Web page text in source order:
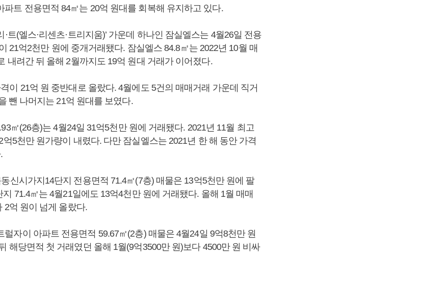
파트 전용면적 84㎡는 20억 원대를 회복해 유지하고 있다.
·트(엘스·리센츠·트리지움)’ 가운데 하나인 잠실엘스는 4월26일 전용
21억2천만 원에 중개거래됐다. 잠실엘스 84.8㎡는 2022년 10월 매
내려간 뒤 올해 2월까지도 19억 원대 거래가 이어졌다.
이 21억 원 중반대로 올랐다. 4월에도 5건의 매매거래 가운데 직거
뺀 나머지는 21억 원대를 보였다.
㎡(26층)는 4월24일 31억5천만 원에 거래됐다. 2021년 11월 최고
5천만 원가량이 내렸다. 다만 잠실엘스는 2021년 한 해 동안 가격
신시가지14단지 전용면적 71.4㎡(7층) 매물은 13억5천만 원에 팔
71.4㎡는 4월21일에도 13억4천만 원에 거래됐다. 올해 1월 매매
2억 원이 넘게 올랐다.
럴자이 아파트 전용면적 59.67㎡(2층) 매물은 4월24일 9억8천만 원
해당면적 첫 거래였던 올해 1월(9억3500만 원)보다 4500만 원 비싸